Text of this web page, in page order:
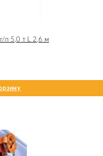
г/п 5,0 т L 2,6 м